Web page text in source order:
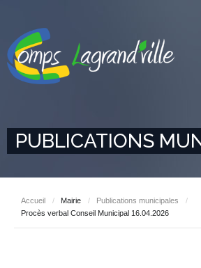
PUBLICATIONS
Accueil / Mairie / Publications municipales
/
Procès verbal Conseil Municipal 16.04.2026